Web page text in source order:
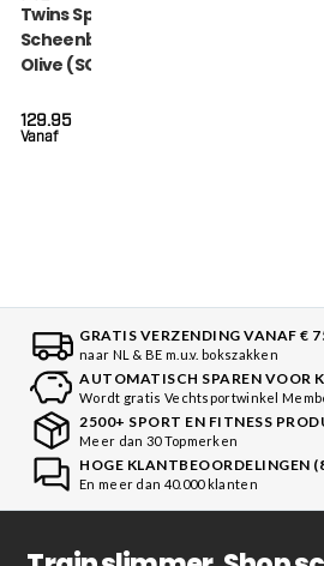
Twins Special
Scheenbeschermers
Olive (SGL 7 OLIVE)
Vanaf
129.95
GRATIS VERZENDING VANAF €
naar NL & BE m.u.v. bokszakken
AUTOMATISCH SPAREN VOOR
Wordt gratis Vechtsportwinkel
2500+ SPORT EN FITNESS
Meer dan 30 Topmerken
HOGE KLANTBEOORDELINGEN
En meer dan 40.000 klanten